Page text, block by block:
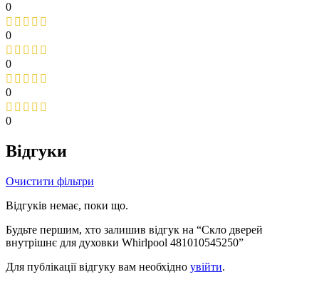
0
0
0
0
0
Відгуки
Очистити фільтри
Відгуків немає, поки що.
Будьте першим, хто залишив відгук на “Скло дверей
внутрішнє для духовки Whirlpool 481010545250”
Для публікації відгуку вам необхідно увійти.